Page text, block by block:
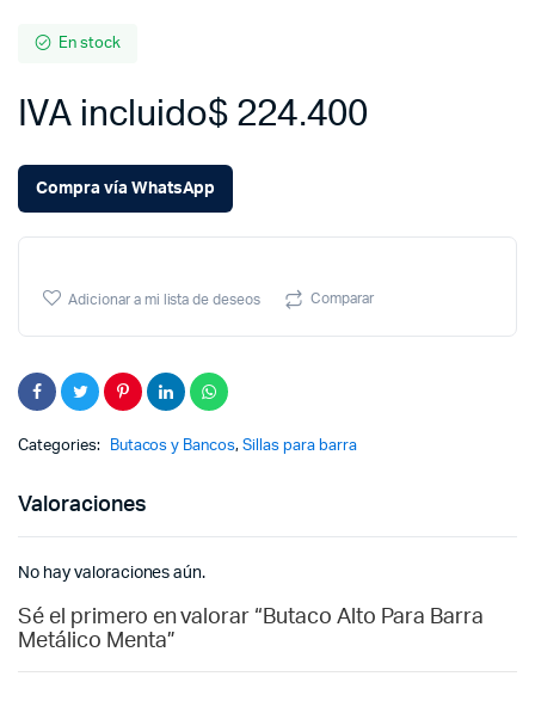
En stock
$224.400
IVA incluido
Compra vía WhatsApp
Adicionar a mi lista de deseos Comparar
Categories: Butacos y Bancos,Sillas para barra
Valoraciones
No hay valoraciones aún.
Sé el primero en valorar “Butaco Alto Para Barra
Metálico Menta”